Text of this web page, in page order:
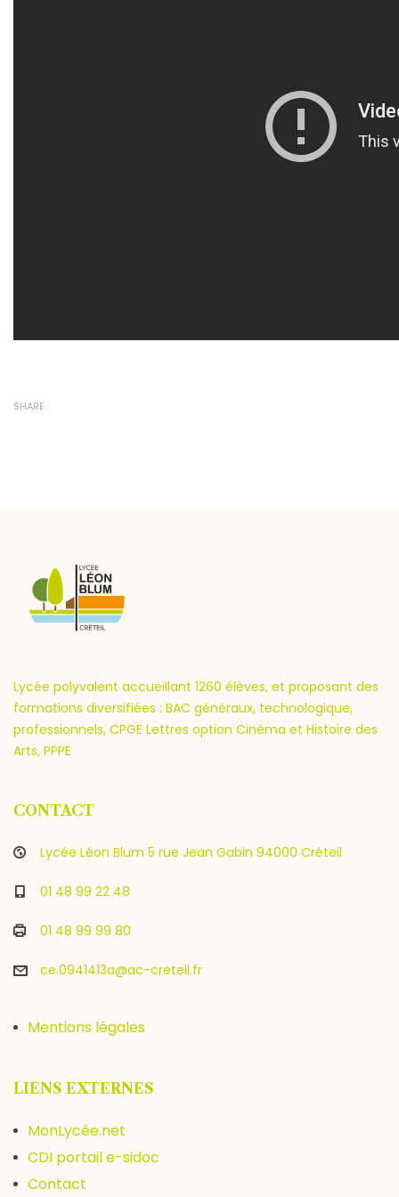
SHARE
Lycée polyvalent accueillant 1260 élèves, et proposant des
formations diversifiées : BAC généraux, technologique,
professionnels, CPGE Lettres option Cinéma et Histoire des
Arts, PPPE
CONTACT
Lycée Léon Blum 5 rue Jean Gabin 94000 Créteil
01 48 99 22 48
01 48 99 99 80
ce.0941413a@ac-creteil.fr
Mentions légales
LIENS EXTERNES
MonLycée.net
CDI portail e-sidoc
Contact